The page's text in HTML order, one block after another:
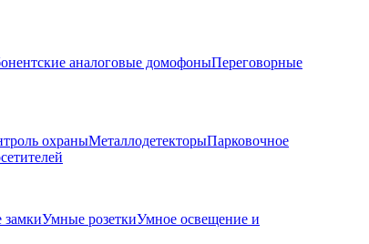
аналоговые домофоныПереговорные
охраныМеталлодетекторыПарковочное
Умные розеткиУмное освещение и